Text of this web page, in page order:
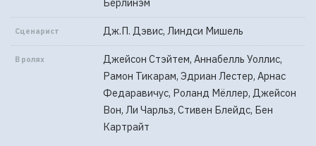
Сценарист Дж.П. Дэвис, Линдси Мишель
В ролях
Джейсон Стэйтем, Аннабелль Уоллис,
Рамон Тикарам, Эдриан Лестер, Арнас
Федаравичус, Роланд Мёллер, Джейсон
Вон, Ли Чарльз, Стивен Блейдс, Бен
Картрайт